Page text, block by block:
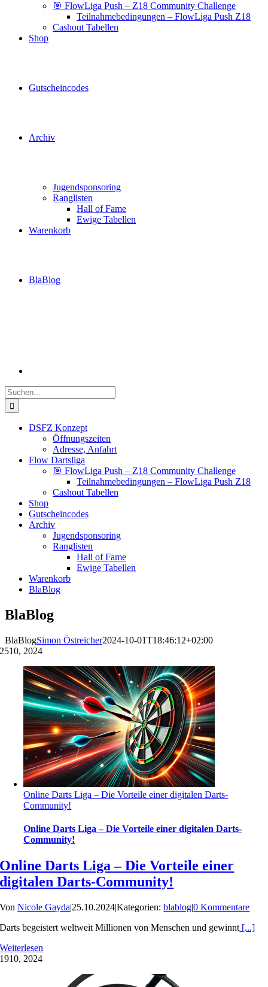
🎯 FlowLiga Push – Z18 Community Challenge
Teilnahmebedingungen – FlowLiga Push Z18
Cashout Tabellen
Shop
Gutscheincodes
Archiv
Jugendsponsoring
Ranglisten
Hall of Fame
Ewige Tabellen
Warenkorb
BlaBlog
Suche
nach:
DSFZ Konzept
Öffnungszeiten
Adresse, Anfahrt
Flow Dartsliga
🎯 FlowLiga Push – Z18 Community Challenge
Teilnahmebedingungen – FlowLiga Push Z18
Cashout Tabellen
Shop
Gutscheincodes
Archiv
Jugendsponsoring
Ranglisten
Hall of Fame
Ewige Tabellen
Warenkorb
BlaBlog
BlaBlog
BlaBlogSimon Östreicher2024-10-01T18:46:12+02:00
2510, 2024
Online Darts Liga – Die Vorteile einer digitalen Darts-
Community!
Online Darts Liga – Die Vorteile einer digitalen Darts-
Community!
Online Darts Liga – Die Vorteile einer
digitalen Darts-Community!
VonNicole Gayda|25.10.2024|Kategorien:blablog|0 Kommentare
Darts begeistert weltweit Millionen von Menschen und gewinnt [...]
Weiterlesen
1910, 2024